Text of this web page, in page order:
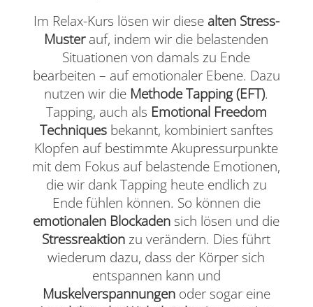
Im Relax-Kurs lösen wir diese alten Stress-
Musterauf, indem wir die belastenden
Situationen von damals zu Ende
bearbeiten – auf emotionaler Ebene. Dazu
nutzen wir die Methode Tapping (EFT).
Tapping, auch als Emotional Freedom
Techniquesbekannt, kombiniert sanftes
Klopfen auf bestimmte Akupressurpunkte
mit dem Fokus auf belastende Emotionen,
die wir dank Tapping heute endlich zu
Ende fühlen können. So können die
emotionalen Blockaden sich lösen und die
Stressreaktionzu verändern. Dies führt
wiederum dazu, dass der Körper sich
entspannen kann und
Muskelverspannungenoder sogar eine